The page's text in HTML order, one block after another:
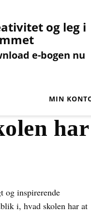
og leg i
e-bogen nu
MIN
har
og inspirerende
i, hvad skolen har at